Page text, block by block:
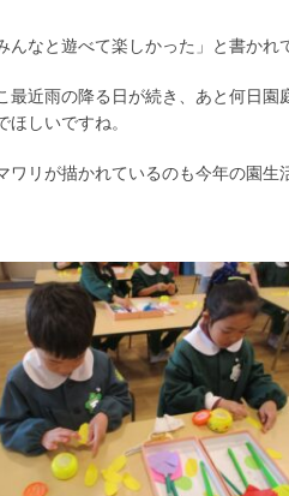
んなと遊べて楽しかった」と書かれ
最近雨の降る日が続き、あと何日
ほしいですね。
ワリが描かれているのも今年の園生